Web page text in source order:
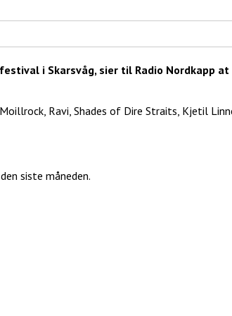
i Skarsvåg, sier til Radio Nordkapp at
Ravi, Shades of Dire Straits, Kjetil
siste måneden.